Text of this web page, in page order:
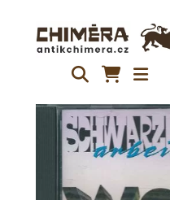
obsah